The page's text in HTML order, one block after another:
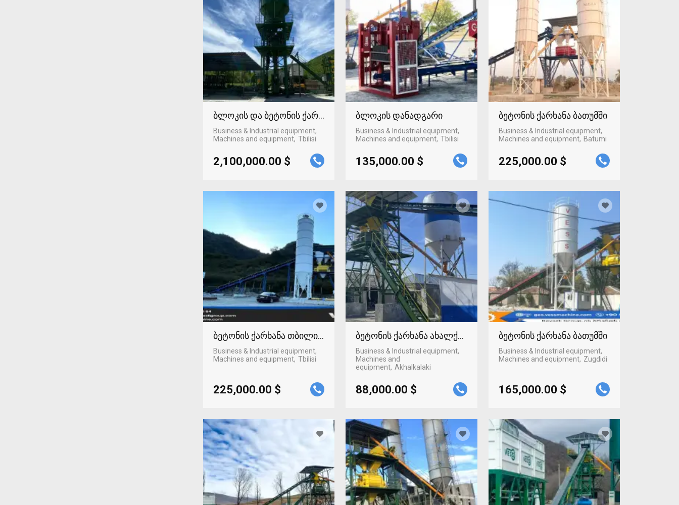
ბლოკის და ბეტონის ქარხანა
Business & Industrial equipment,
Machines and equipment Tbilisi
2,100,000.00 $
ბლოკის დანადგარი
Business & Industrial equipment,
Machines and equipment Tbilisi
135,000.00 $
ბეტონის ქარხანა ბათუმში
Business & Industrial equipment,
Machines and equipment
Batumi
225,000.00 $
ბეტონის ქარხანა თბილისში
Business & Industrial equipment,
Machines and equipment Tbilisi
225,000.00 $
ბეტონის ქარხანა ახალქალაქში
Business & Industrial equipment,
Machines and
equipment Akhalkalaki
88,000.00 $
ბეტონის ქარხანა ბათუმში
Business & Industrial equipment,
Machines and equipment Zugdidi
165,000.00 $